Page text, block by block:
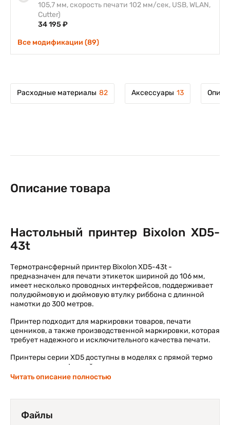
105,7 мм, скорость печати 102 мм/сек, USB, WLAN,
Cutter)
34 195 ₽
Все модификации (89)
Расходные материалы 82 Аксессуары 13
Описание товара
Настольный принтер Bixolon XD5-
43t
Термотрансферный принтер Bixolon XD5-43t -
предназначен для печати этикеток шириной до 106 мм,
имеет несколько проводных интерфейсов, поддерживает
полудюймовую и дюймовую втулку риббона с длинной
намотки до 300 метров.
Принтер подходит для маркировки товаров, печати
ценников, а также производственной маркировки, которая
требует надежного и исключительного качества печати.
Принтеры серии XD5 доступны в моделях с прямой термо
или термотрансферной печатью, полностью совместимы с
ведущими на рынке языками программирования, такими
простую установку и обслуживание с исключительным
Читать описание полностью
Файлы